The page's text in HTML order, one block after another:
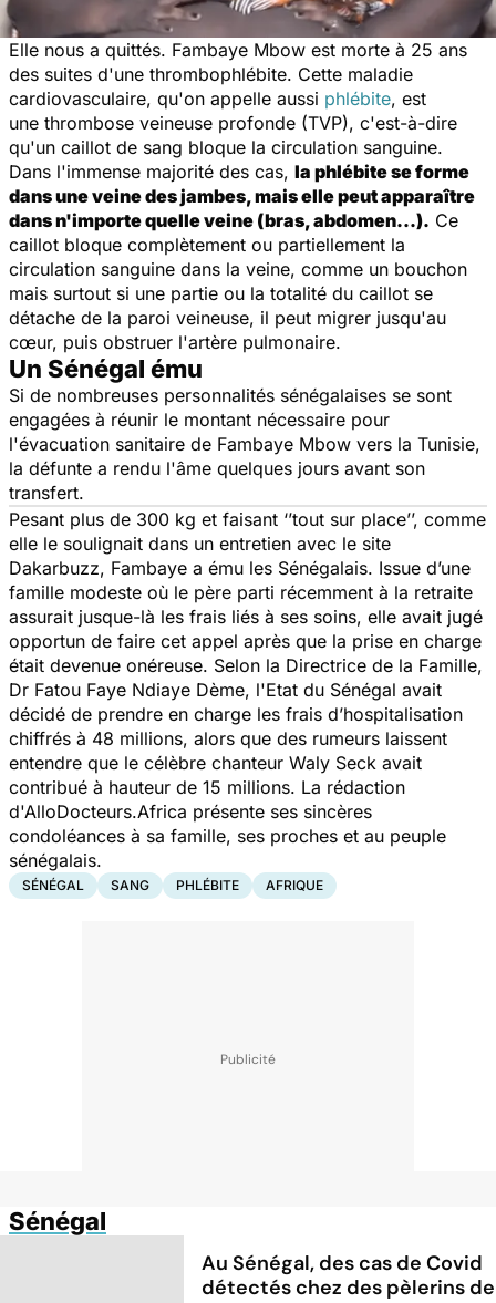
Elle nous a quittés. Fambaye Mbow est morte à 25 ans
des suites d'une thrombophlébite. Cette maladie
cardiovasculaire, qu'on appelle aussi phlébite, est
une thrombose veineuse profonde (TVP), c'est-à-dire
qu'un caillot de sang bloque la circulation sanguine.
Dans l'immense majorité des cas, la phlébite se forme
dans une veine des jambes, mais elle peut apparaître
dans n'importe quelle veine (bras, abdomen...). Ce
caillot bloque complètement ou partiellement la
circulation sanguine dans la veine, comme un bouchon
mais surtout si une partie ou la totalité du caillot se
détache de la paroi veineuse, il peut migrer jusqu'au
cœur, puis obstruer l'artère pulmonaire.
Un Sénégal ému
Si de nombreuses personnalités sénégalaises se sont
engagées à réunir le montant nécessaire pour
l'évacuation sanitaire de Fambaye Mbow vers la Tunisie,
la défunte a rendu l'âme quelques jours avant son
transfert.
Pesant plus de 300 kg et faisant ‘’tout sur place’’, comme
elle le soulignait dans un entretien avec le site
Dakarbuzz, Fambaye a ému les Sénégalais. Issue d’une
famille modeste où le père parti récemment à la retraite
assurait jusque-là les frais liés à ses soins, elle avait jugé
opportun de faire cet appel après que la prise en charge
était devenue onéreuse. Selon la Directrice de la Famille,
Dr Fatou Faye Ndiaye Dème, l'Etat du Sénégal avait
décidé de prendre en charge les frais d’hospitalisation
chiffrés à 48 millions, alors que des rumeurs laissent
entendre que le célèbre chanteur Waly Seck avait
contribué à hauteur de 15 millions. La rédaction
d'AlloDocteurs.Africa présente ses sincères
condoléances à sa famille, ses proches et au peuple
sénégalais.
SÉNÉGAL SANG PHLÉBITE AFRIQUE
Sénégal
Au Sénégal, des cas de Covid
détectés chez des pèlerins de